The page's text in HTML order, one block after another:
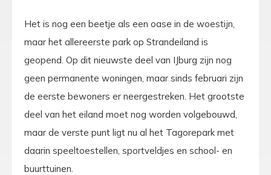
Het is nog een beetje als een oase in de woestijn,
maar het allereerste park op Strandeiland is
geopend. Op dit nieuwste deel van IJburg zijn nog
geen permanente woningen, maar sinds februari zijn
de eerste bewoners er neergestreken. Het grootste
deel van het eiland moet nog worden volgebouwd,
maar de verste punt ligt nu al het Tagorepark met
daarin speeltoestellen, sportveldjes en school- en
buurttuinen.